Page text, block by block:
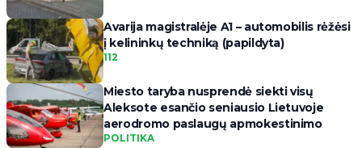
Avarija magistralėje A1 – automobilis rėžėsi
į kelininkų techniką (papildyta)
112
Miesto taryba nusprendė siekti visų
Aleksote esančio seniausio Lietuvoje
aerodromo paslaugų apmokestinimo
POLITIKA